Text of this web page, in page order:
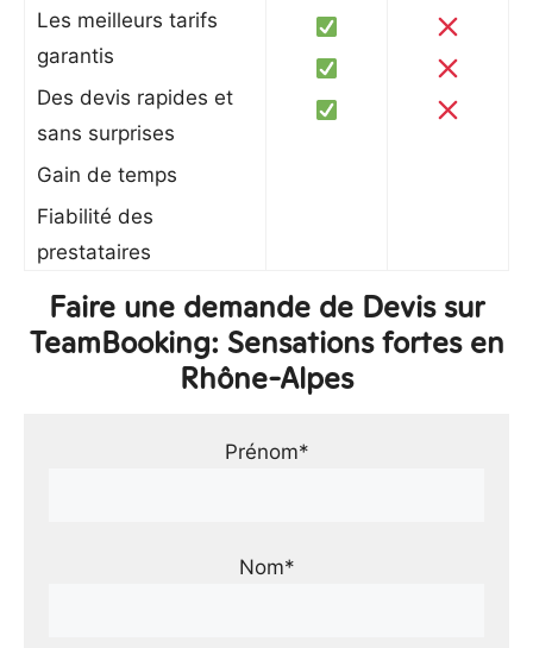
Les meilleurs tarifs
garantis
Des devis rapides et
sans surprises
Gain de temps
Fiabilité des
prestataires
Faire une demande de Devis sur
TeamBooking: Sensations fortes en
Rhône-Alpes
Prénom*
Nom*